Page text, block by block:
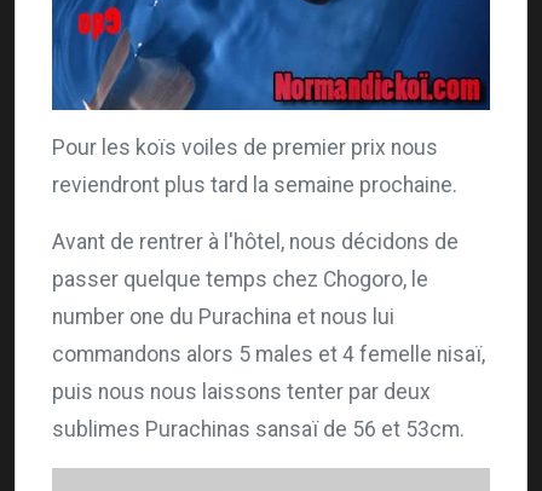
Pour les koïs voiles de premier prix nous
reviendront plus tard la semaine prochaine.
Avant de rentrer à l'hôtel, nous décidons de
passer quelque temps chez Chogoro, le
number one du Purachina et nous lui
commandons alors 5 males et 4 femelle nisaï,
puis nous nous laissons tenter par deux
sublimes Purachinas sansaï de 56 et 53cm.